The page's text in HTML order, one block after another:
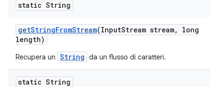
static String
getStringFromStream(InputStream stream,
long
length)
Recupera un String da un flusso di caratteri.
static String